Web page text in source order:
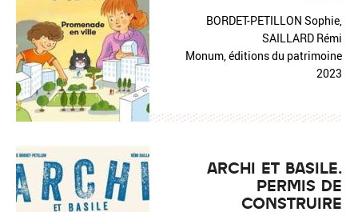
BORDET-PETILLON Sophie,
SAILLARD Rémi
Monum, éditions du patrimoine
2023
ARCHI ET BASILE.
PERMIS DE
CONSTRUIRE